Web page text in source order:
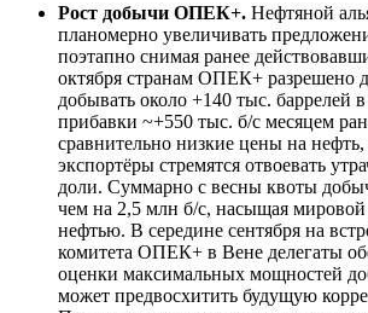
Рост добычи ОПЕК+. Нефтяной
планомерно увеличивать
поэтапно снимая ранее
октября странам ОПЕК+ разрешено
добывать около +140 тыс. баррелей
прибавки ~+550 тыс. б/с месяцем
сравнительно низкие цены на
экспортёры стремятся отвоевать
доли. Суммарно с весны квоты
чем на 2,5 млн б/с, насыщая
нефтью. В середине сентября на
комитета ОПЕК+ в Вене делегаты
оценки максимальных мощностей
может предвосхитить будущую